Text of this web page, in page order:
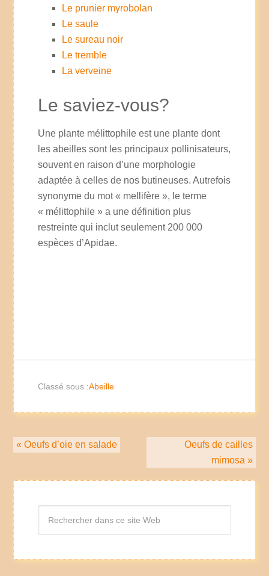
Le prunier myrobolan
Le saule
Le sureau noir
Le tremble
La verveine
Le saviez-vous?
Une plante mélittophile est une plante dont
les abeilles sont les principaux pollinisateurs,
souvent en raison d’une morphologie
adaptée à celles de nos butineuses. Autrefois
synonyme du mot « mellifère », le terme
« mélittophile » a une définition plus
restreinte qui inclut seulement 200 000
espèces d’Apidae.
Classé sous :Abeille
« Oeufs d’oie en salade
Oeufs de cailles
mimosa »